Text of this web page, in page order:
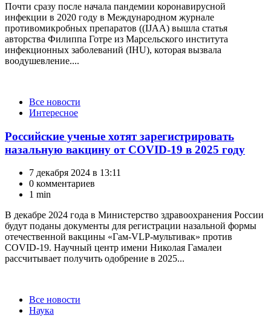
Почти сразу после начала пандемии коронавирусной
инфекции в 2020 году в Международном журнале
противомикробных препаратов ((IJAA) вышла статья
авторства Филиппа Готре из Марсельского института
инфекционных заболеваний (IHU), которая вызвала
воодушевление....
КатегорииВсе новости
Интересное
Российские ученые хотят зарегистрировать
назальную вакцину от СOVID-19 в 2025 году
7 декабря 2024 в 13:11
0 комментариев
1 min
В декабре 2024 года в Министерство здравоохранения России
будут поданы документы для регистрации назальной формы
отечественной вакцины «Гам-VLP-мультивак» против
COVID-19. Научный центр имени Николая Гамалеи
рассчитывает получить одобрение в 2025...
КатегорииВсе новости
Наука